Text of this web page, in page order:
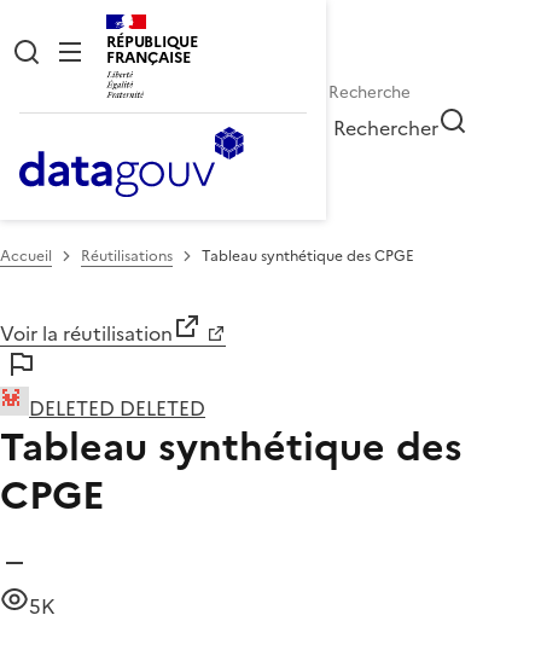
RÉPUBLIQUE
FRANÇAISE
Rechercher
Accueil Réutilisations Tableau synthétique des CPGE
Voir la réutilisation
DELETED DELETED
Tableau synthétique des
CPGE
5K